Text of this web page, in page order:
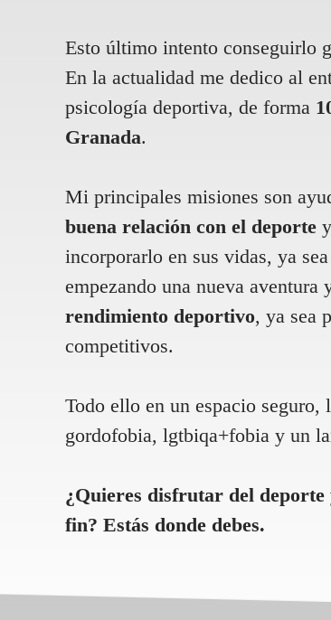
Esto último intento conseguirlo
En la actualidad me dedico al
psicología deportiva, de forma
Granada.
Mi principales misiones son
buena relación con el deporte
incorporarlo en sus vidas, ya
empezando una nueva aventura
rendimiento deportivo, ya sea
competitivos.
Todo ello en un espacio
gordofobia, lgtbiqa+fobia y un
¿Quieres disfrutar del
fin? Estás donde debes.